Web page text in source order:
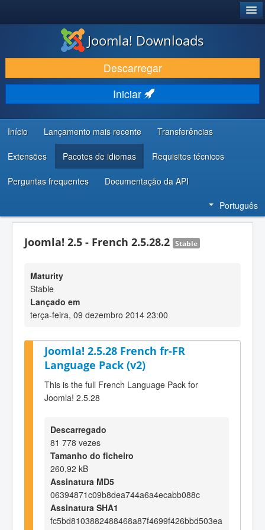
DESCARREGAR E EVOLUIR
DESCOBRIR E APRENDER
COMUNIDADE E SUPORTE
RECURSOS PARA PROGRAMADORES
Joomla! Downloads
Descarregar
Iniciar
Início Lançamento mais recente Transferências
Extensões Pacotes de idiomas Requisitos técnicos
Perguntas frequentes Documentação da API
Português
Joomla! 2.5 - French 2.5.28.2 Stable
Maturity
Stable
Lançado em
terça-feira, 09 dezembro 2014 23:00
Joomla! 2.5.28 French fr-FR
Language Pack (v2)
This is the full French Language Pack for
Joomla! 2.5.28
Descarregado
81 778 vezes
Tamanho do ficheiro
260,92 kB
Assinatura MD5
06394871c09b8dea744a6a4ecabb088c
Assinatura SHA1
fc5bd8103882488468a87f4699f426bbd503ea